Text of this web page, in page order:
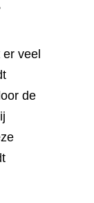
veel
de